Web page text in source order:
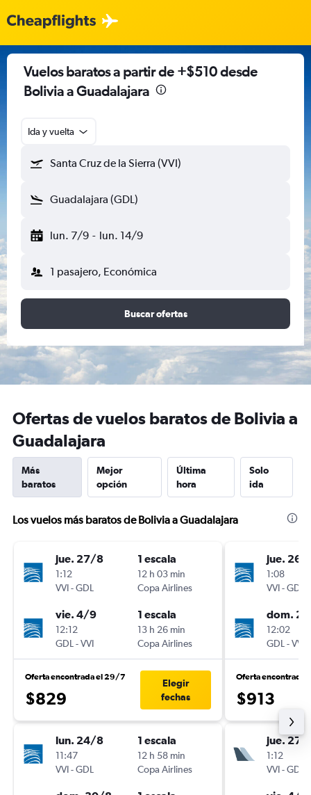
Vuelos baratos a partir de +$510 desde
Bolivia a Guadalajara
Ida y vuelta
Santa Cruz de la Sierra (VVI)
Guadalajara (GDL)
lun. 7/9 - lun. 14/9
1 pasajero, Económica
Buscar ofertas
Ofertas de vuelos baratos de Bolivia a
Guadalajara
Más
baratos
Mejor
opción
Última
hora
Solo
ida
Los vuelos más baratos de Bolivia a Guadalajara
jue. 27/8
1:12
VVI-GDL
1 escala
12 h 03 min
Copa Airlines
vie. 4/9
12:12
GDL -VVI
1 escala
13 h 26 min
Copa Airlines
Oferta encontrada el 29/7
$829
Elegir
fechas
lun. 24/8
11:47
VVI-GDL
1 escala
12 h 58 min
Copa Airlines
jue. 26/
1:08
VVI-GDL
dom.
12:02
GDL -VVI
Oferta encontrada
$913
jue. 27/
1:12
VVI-GDL